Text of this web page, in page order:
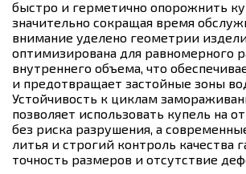
быстро и герметично опорожнить
значительно сокращая время
внимание уделено геометрии
оптимизирована для равномерного
внутреннего объема, что
и предотвращает застойные зоны
Устойчивость к циклам
позволяет использовать купель на
без риска разрушения, а
литья и строгий контроль качества
точность размеров и отсутствие